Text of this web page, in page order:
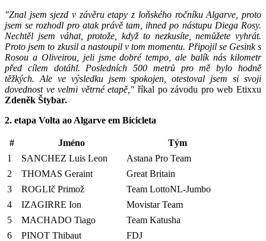
"Znal jsem sjezd v závěru etapy z loňského ročníku Algarve, proto
jsem se rozhodl pro atak právě tam, ihned po nástupu Diega Rosy.
Nechtěl jsem váhat, protože, když to nezkusíte, nemůžete vyhrát.
Proto jsem to zkusil a nastoupil v tom momentu. Připojil se Gesink s
Rosou a Oliveirou, jeli jsme dobré tempo, ale balík nás kilometr
před cílem dotáhl. Posledních 500 metrů pro mě bylo hodně
těžkých. Ale ve výsledku jsem spokojen, otestoval jsem si svoji
dovednost ve velmi větrné etapě," říkal po závodu pro web Etixxu
Zdeněk Štybar.
2. etapa Volta ao Algarve em Bicicleta
# Jméno
Tým
1
SANCHEZ Luis Leon
Astana Pro Team
2
THOMAS Geraint
Great Britain
3
ROGLIč Primož
Team LottoNL-Jumbo
4
IZAGIRRE Ion
Movistar Team
5
MACHADO Tiago
Team Katusha
6
PINOT Thibaut FDJ